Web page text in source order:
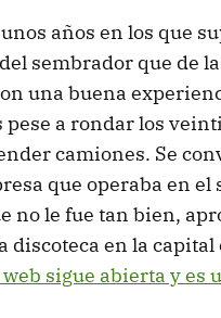
años en los que
sembrador que de
una buena
pese a rondar los
camiones. Se
que operaba en el
no le fue tan bien,
discoteca en la capital
sigue abierta y es